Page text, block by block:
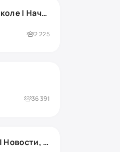
Подготовка к школе | Началка | Нейропсихолог
2 225
36 391
Crypto-Крипта | Новости, прогнозы и аналитика